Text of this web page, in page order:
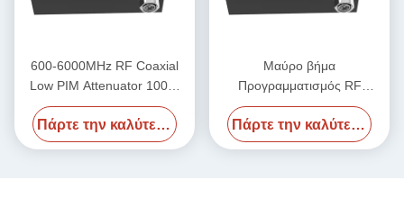
600-6000MHz RF Coaxial
Low PIM Attenuator 100W
Άντρας προς Γυναίκα
Πάρτε την καλύτερη τιμή
Μαύρο βήμα
Προγραμματισμός RF
Attenuator 6000MHz
-155dbc 50W
Πάρτε την καλύτερη τιμή